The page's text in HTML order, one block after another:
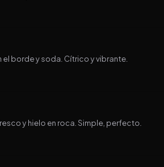
borde y soda. Cítrico y vibrante.
y hielo en roca. Simple, perfecto.